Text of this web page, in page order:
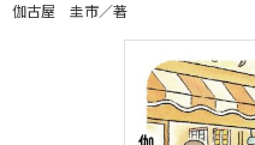
伽古屋 圭市／著